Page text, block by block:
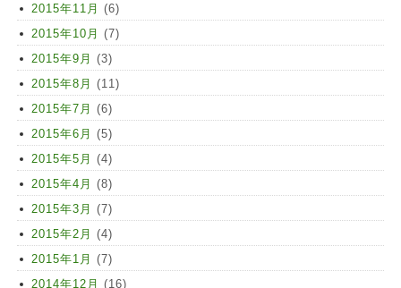
2015年11月 (6)
2015年10月 (7)
2015年9月 (3)
2015年8月 (11)
2015年7月 (6)
2015年6月 (5)
2015年5月 (4)
2015年4月 (8)
2015年3月 (7)
2015年2月 (4)
2015年1月 (7)
2014年12月 (16)